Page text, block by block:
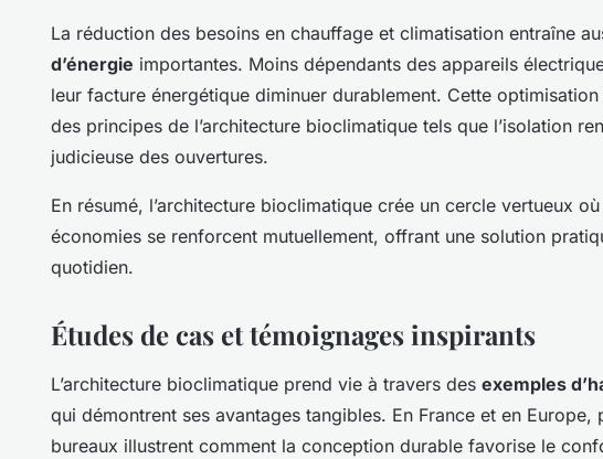
La réduction des besoins en chauffage et climatisation entraîne
d’énergie importantes. Moins dépendants des appareils
leur facture énergétique diminuer durablement. Cette optimisation
des principes de l’architecture bioclimatique tels que l’isolation
judicieuse des ouvertures.
En résumé, l’architecture bioclimatique crée un cercle vertueux
économies se renforcent mutuellement, offrant une solution
quotidien.
Études de cas et témoignages inspirants
L’architecture bioclimatique prend vie à travers des exemples
qui démontrent ses avantages tangibles. En France et en Europe,
bureaux illustrent comment la conception durable favorise le